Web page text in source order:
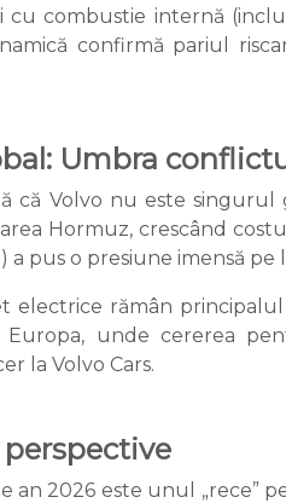
cu combustie internă
confirmă pariul
Umbra
că Volvo nu este
Hormuz, crescând
a pus o presiune imensă
electrice rămân
unde cererea
la Volvo Cars.
an 2026 este unul „rece”